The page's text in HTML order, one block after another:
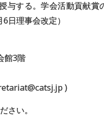
与する。学会活動貢献賞
6日理事会改定）
館3階
)
さい。